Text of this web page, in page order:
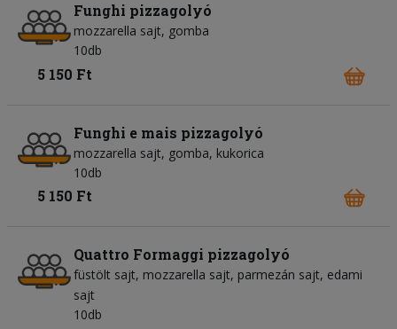
Funghi pizzagolyó
mozzarella sajt gomba
10db
5 150 Ft
Funghi e mais pizzagolyó
mozzarella sajt gomba kukorica
10db
5 150 Ft
Quattro Formaggi pizzagolyó
füstölt sajt mozzarella sajt parmezán sajt edami
sajt
10db